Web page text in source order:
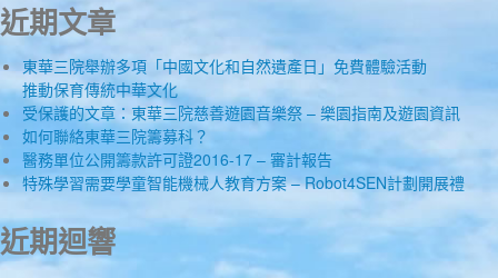
近期文章
東華三院舉辦多項「中國文化和自然遺產日」免費體驗活動
推動保育傳統中華文化
受保護的文章：東華三院慈善遊園音樂祭 – 樂園指南及遊園資訊
如何聯絡東華三院籌募科？
醫務單位公開籌款許可證2016-17 – 審計報告
特殊學習需要學童智能機械人教育方案 – Robot4SEN計劃開展禮
近期迴響